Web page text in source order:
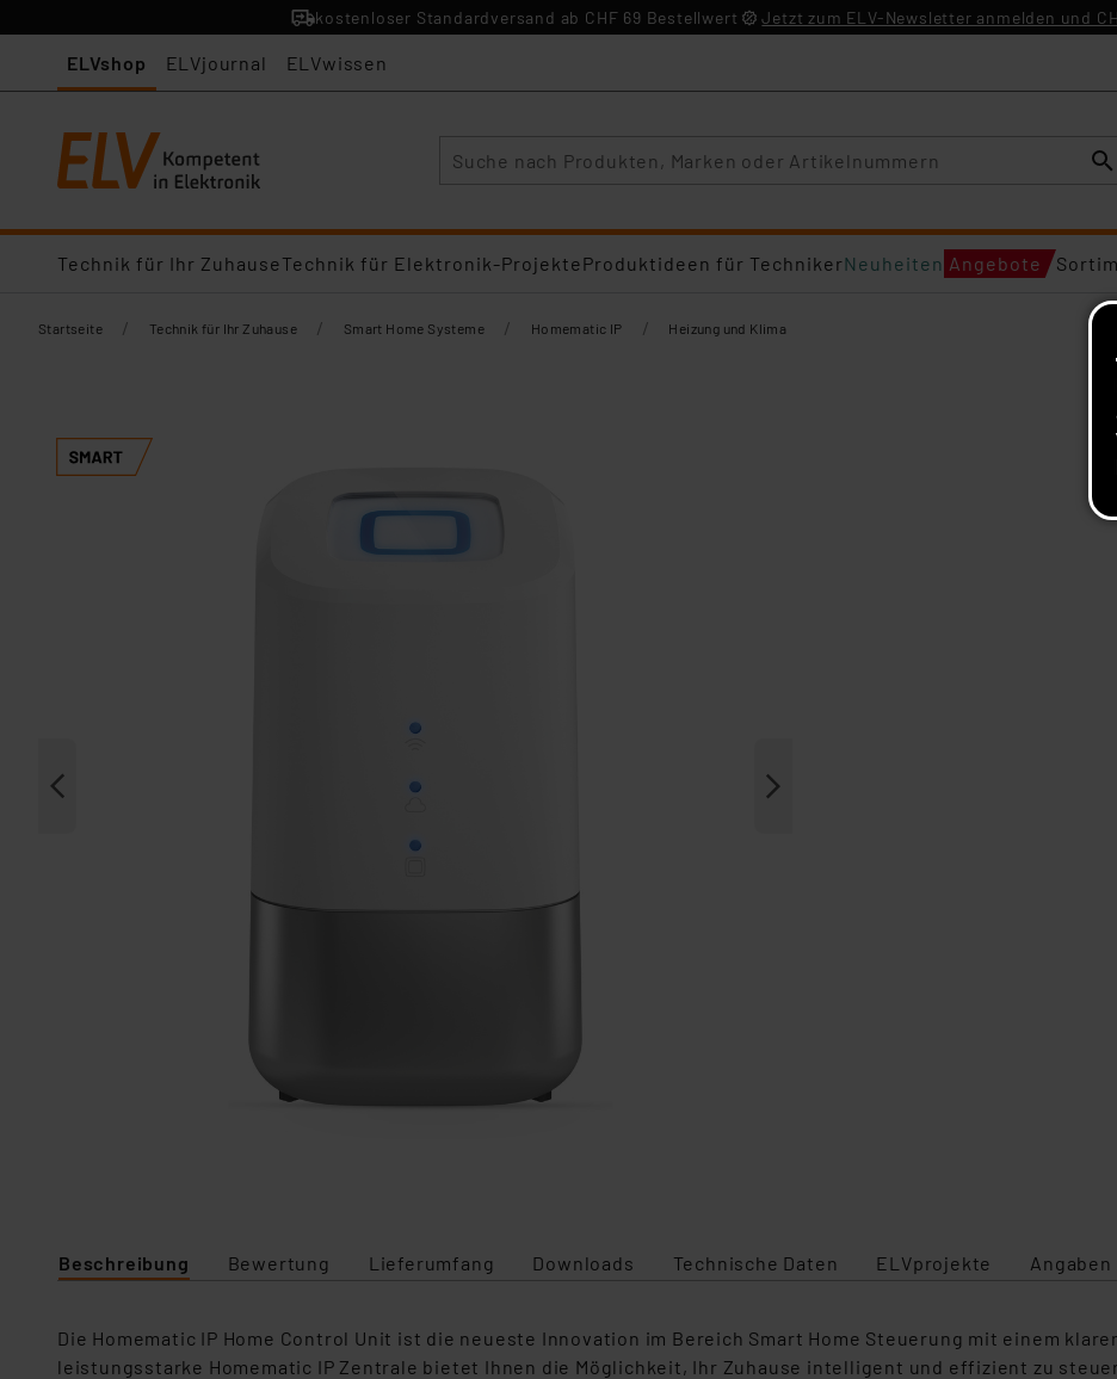
kostenloser Standardversand ab CHF 69 Bestellwert Jetzt zum ELV-Newsletter anmelden und
ELVshop ELVjournal ELVwissen
Technik für Ihr ZuhauseTechnik für Elektronik-ProjekteProduktideen für TechnikerNeuheiten Angebote
Startseite / Technik für Ihr Zuhause / Smart Home Systeme / Homematic IP / Heizung und Klima
Beschreibung Bewertung Lieferumfang Downloads Technische Daten ELVprojekte
Die Homematic IP Home Control Unit ist die neueste Innovation im Bereich Smart Home Steuerung mit einem
leistungsstarke Homematic IP Zentrale bietet Ihnen die Möglichkeit, Ihr Zuhause intelligent und effizient zu